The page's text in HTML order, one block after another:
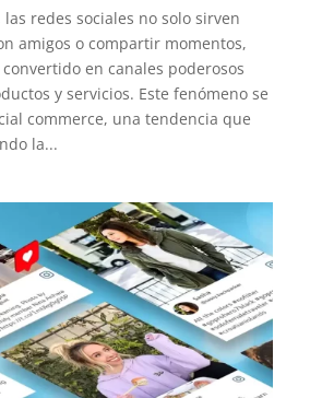
redes sociales no solo sirven
amigos o compartir momentos,
en canales poderosos
y servicios. Este fenómeno se
commerce, una tendencia que
la...